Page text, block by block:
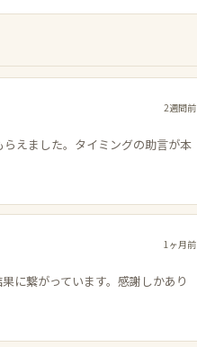
2週間前
えました。タイミングの助言が本
1ヶ月前
に繋がっています。感謝しかあり